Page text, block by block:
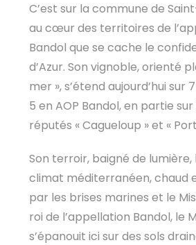
C’est sur la commune de
au cœur des territoires de
Bandol que se cache le
d’Azur. Son vignoble, orienté
mer », s’étend aujourd’hui
5 en AOP Bandol, en partie
réputés « Cagueloup » et « Port
Son terroir, baigné de lumière,
climat méditerranéen, chaud
par les brises marines et le
roi de l’appellation Bandol, le
s’épanouit ici sur des sols